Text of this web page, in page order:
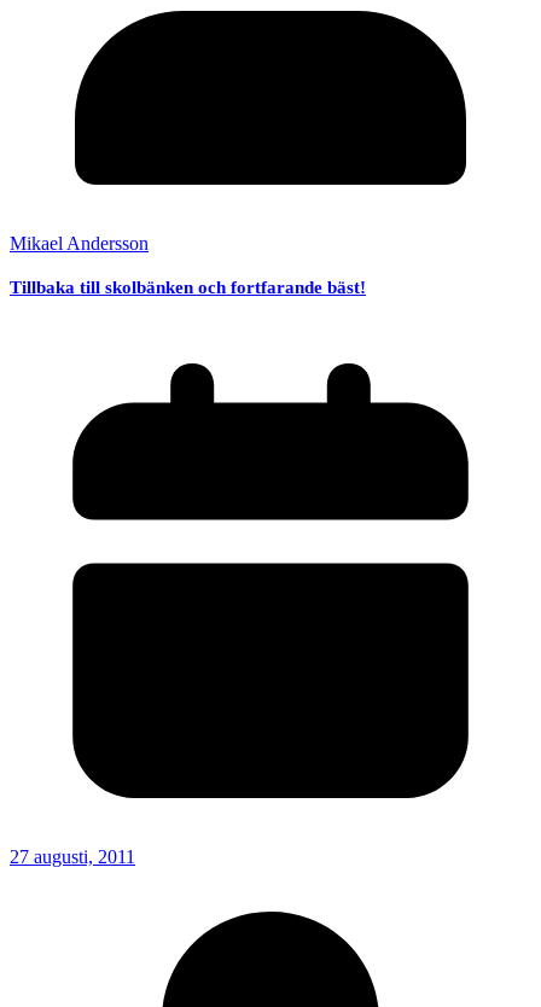
Mikael Andersson
Tillbaka till skolbänken och fortfarande bäst!
27 augusti, 2011